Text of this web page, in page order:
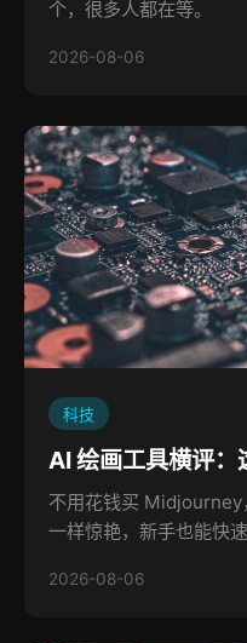
个，很多人都在等。
2026-08-06
科技
AI 绘画工具横评：
不用花钱买 Midjourney
一样惊艳，新手也能快速
2026-08-06